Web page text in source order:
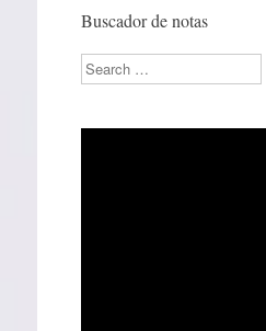
Buscador de notas
Search